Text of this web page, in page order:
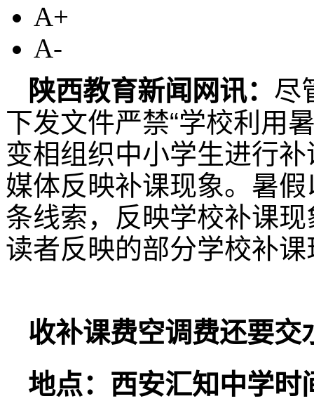
A+
A-
陕西教育新闻网讯： 尽
下发文件严禁“学校利用
变相组织中小学生进行
媒体反映补课现象。暑
条线索，反映学校补课
读者反映的部分学校补
收补课费空调费还要交
地点：西安汇知中学时